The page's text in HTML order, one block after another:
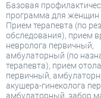
Базовая
программа для женщин
Прием терапевта (по
обследования), прием
невролога первичный,
амбулаторный (по
терапевта), прием
первичный,
акушера-гинеколога
амбулаторный, забор